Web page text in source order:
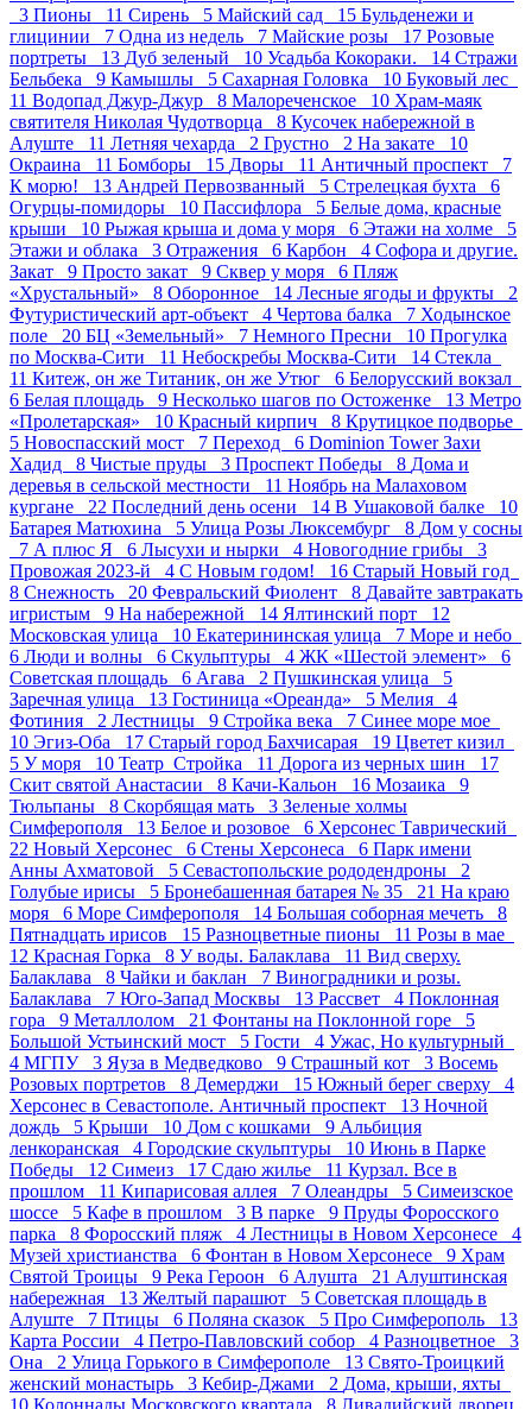
3 Пионы 11 Сирень 5 Майский сад 15 Бульденежи и
глицинии 7 Одна из недель 7 Майские розы 17 Розовые
портреты 13 Дуб зеленый 10 Усадьба Кокораки. 14 Стражи
Бельбека 9 Камышлы 5 Сахарная Головка 10 Буковый лес
11 Водопад Джур-Джур 8 Малореченское 10 Храм-маяк
святителя Николая Чудотворца 8 Кусочек набережной в
Алуште 11 Летняя чехарда 2 Грустно 2 На закате 10
Окраина 11 Бомборы 15 Дворы 11 Античный проспект 7
К морю! 13 Андрей Первозванный 5 Стрелецкая бухта 6
Огурцы-помидоры 10 Пасcифлора 5 Белые дома, красные
крыши 10 Рыжая крыша и дома у моря 6 Этажи на холме 5
Этажи и облака 3 Отражения 6 Карбон 4 Софора и другие.
Закат 9 Просто закат 9 Сквер у моря 6 Пляж
«Хрустальный» 8 Оборонное 14 Лесные ягоды и фрукты 2
Футуристический арт-объект 4 Чертова балка 7 Ходынское
поле 20 БЦ «Земельный» 7 Немного Пресни 10 Прогулка
по Москва-Сити 11 Небоскребы Москва-Сити 14 Стекла
11 Китеж, он же Титаник, он же Утюг 6 Белорусский вокзал
6 Белая площадь 9 Несколько шагов по Остоженке 13 Метро
«Пролетарская» 10 Красный кирпич 8 Крутицкое подворье
5 Новоспасский мост 7 Переход 6 Dominion Tower Захи
Хадид 8 Чистые пруды 3 Проспект Победы 8 Дома и
деревья в сельской местности 11 Ноябрь на Малаховом
кургане 22 Последний день осени 14 В Ушаковой балке 10
Батарея Матюхина 5 Улица Розы Люксембург 8 Дом у сосны
7 А плюс Я 6 Лысухи и нырки 4 Новогодние грибы 3
Провожая 2023-й 4 С Новым годом! 16 Старый Новый год
8 Снежность 20 Февральский Фиолент 8 Давайте завтракать
игристым 9 На набережной 14 Ялтинский порт 12
Московская улица 10 Екатерининская улица 7 Море и небо
6 Люди и волны 6 Скульптуры 4 ЖК «Шестой элемент» 6
Советская площадь 6 Агава 2 Пушкинская улица 5
Заречная улица 13 Гостиница «Ореанда» 5 Мелия 4
Фотиния 2 Лестницы 9 Стройка века 7 Синее море мое
10 Эгиз-Оба 17 Старый город Бахчисарая 19 Цветет кизил
5 У моря 10 Театр_Стройка 11 Дорога из черных шин 17
Скит святой Анастасии 8 Качи-Кальон 16 Мозаика 9
Тюльпаны 8 Скорбящая мать 3 Зеленые холмы
Симферополя 13 Белое и розовое 6 Херсонес Таврический
22 Новый Херсонес 6 Стены Херсонеса 6 Парк имени
Анны Ахматовой 5 Севастопольские рододендроны 2
Голубые ирисы 5 Бронебашенная батарея № 35 21 На краю
моря 6 Море Симферополя 14 Большая соборная мечеть 8
Пятнадцать ирисов 15 Разноцветные пионы 11 Розы в мае
12 Красная Горка 8 У воды. Балаклава 11 Вид сверху.
Балаклава 8 Чайки и баклан 7 Виноградники и розы.
Балаклава 7 Юго-Запад Москвы 13 Рассвет 4 Поклонная
гора 9 Металлолом 21 Фонтаны на Поклонной горе 5
Большой Устьинский мост 5 Гости 4 Ужас, Но культурный
4 МГПУ 3 Яуза в Медведково 9 Страшный кот 3 Восемь
Розовых портретов 8 Демерджи 15 Южный берег сверху 4
Херсонес в Севастополе. Античный проспект 13 Ночной
дождь 5 Крыши 10 Дом с кошками 9 Альбиция
ленкоранская 4 Городские скульптуры 10 Июнь в Парке
Победы 12 Симеиз 17 Сдаю жилье 11 Курзал. Все в
прошлом 11 Кипарисовая аллея 7 Олеандры 5 Симеизское
шоссе 5 Кафе в прошлом 3 В парке 9 Пруды Форосского
парка 8 Форосский пляж 4 Лестницы в Новом Херсонесе 4
Музей христианства 6 Фонтан в Новом Херсонесе 9 Храм
Святой Троицы 9 Река Героон 6 Алушта 21 Алуштинская
набережная 13 Желтый парашют 5 Советская площадь в
Алуште 7 Птицы 6 Поляна сказок 5 Про Симферополь 13
Карта России 4 Петро-Павловский собор 4 Разноцветное 3
Она 2 Улица Горького в Симферополе 13 Свято-Троицкий
женский монастырь 3 Кебир-Джами 2 Дома, крыши, яхты
10 Колоннады Московского квартала 8 Ливадийский дворец